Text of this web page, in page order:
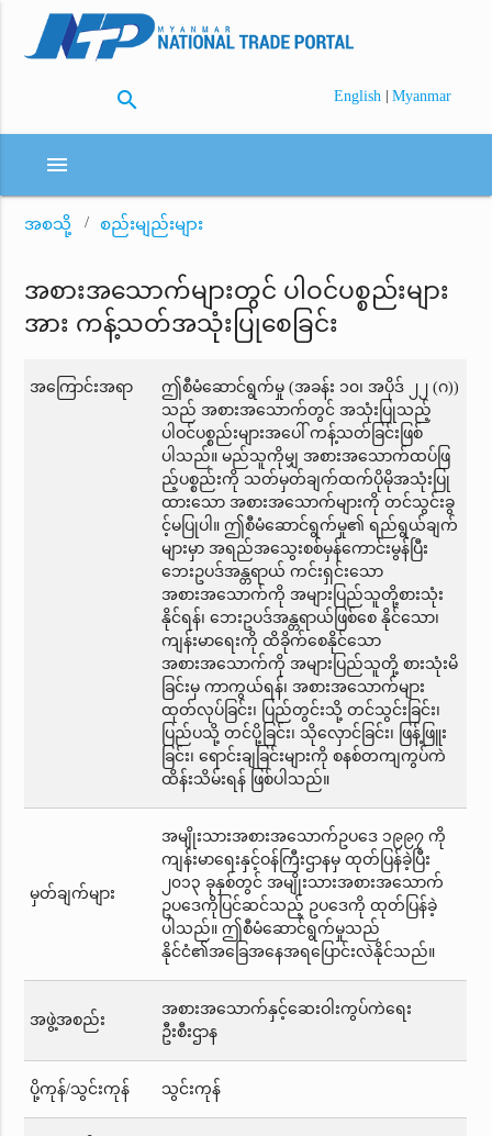
search English | Myanmar
menu
အစသို့ စည်းမျည်းများ
အစားအသောက်များတွင် ပါဝင်ပစ္စည်းများ
အား ကန့်သတ်အသုံးပြုစေခြင်း
အကြောင်းအရာ
ဤစီမံဆောင်ရွက်မှု (အခန်း ၁၀၊ အပိုဒ် ၂၂ (ဂ))
သည် အစားအသောက်တွင် အသုံးပြုသည့်
ပါဝင်ပစ္စည်းများအပေါ် ကန့်သတ်ခြင်းဖြစ်
ပါသည်။ မည်သူကိုမျှ အစားအသောက်ထပ်ဖြ
ည့်ပစ္စည်းကို သတ်မှတ်ချက်ထက်ပိုမိုအသုံးပြု
ထားသော အစားအသောက်များကို တင်သွင်းခွ
င့်မပြုပါ။ ဤစီမံဆောင်ရွက်မှု၏ ရည်ရွယ်ချက်
များမှာ အရည်အသွေးစစ်မှန်ကောင်းမွန်ပြီး
ဘေးဥပဒ်အန္တရာယ် ကင်းရှင်းသော
အစားအသောက်ကို အများပြည်သူတို့စားသုံး
နိုင်ရန်၊ ဘေးဥပဒ်အန္တရာယ်ဖြစ်စေ နိုင်သော၊
ကျန်းမာရေးကို ထိခိုက်စေနိုင်သော
အစားအသောက်ကို အများပြည်သူတို့ စားသုံးမိ
ခြင်းမှ ကာကွယ်ရန်၊ အစားအသောက်များ
ထုတ်လုပ်ခြင်း၊ ပြည်တွင်းသို့ တင်သွင်းခြင်း၊
ပြည်ပသို့ တင်ပို့ခြင်း၊ သိုလှောင်ခြင်း၊ ဖြန့်ဖြူး
ခြင်း၊ ရောင်းချခြင်းများကို စနစ်တကျကွပ်ကဲ
ထိန်းသိမ်းရန် ဖြစ်ပါသည်။
မှတ်ချက်များ
အမျိုးသားအစားအသောက်ဥပဒေ ၁၉၉၇ ကို
ကျန်းမာရေးနှင့်ဝန်ကြီးဌာနမှ ထုတ်ပြန်ခဲ့ပြီး
၂၀၁၃ ခုနှစ်တွင် အမျိုးသားအစားအသောက်
ဥပဒေကိုပြင်ဆင်သည့် ဥပဒေကို ထုတ်ပြန်ခဲ့
ပါသည်။ ဤစီမံဆောင်ရွက်မှုသည်
နိုင်ငံ၏အခြေအနေအရပြောင်းလဲနိုင်သည်။
အဖွဲ့အစည်း
အစားအသောက်နှင့်ဆေးဝါးကွပ်ကဲရေး
ဦးစီးဌာန
ပို့ကုန်/သွင်းကုန် သွင်းကုန်